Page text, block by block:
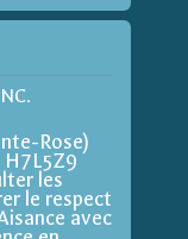
Rose)
H7L5Z9
les
le respect
avec